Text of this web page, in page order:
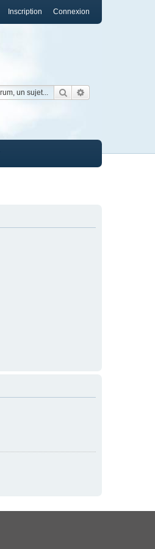
Connexion
Inscription
Rechercher